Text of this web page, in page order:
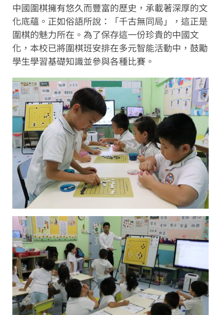
中國圍棋擁有悠久而豐富的歷史，承載著深厚的文
化底蘊。正如俗語所說：「千古無同局」，這正是
圍棋的魅力所在。為了保存這一份珍貴的中國文
化，本校已將圍棋班安排在多元智能活動中，鼓勵
學生學習基礎知識並參與各種比賽。